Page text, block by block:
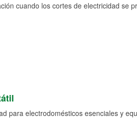
cuando los cortes de electricidad se
para electrodomésticos esenciales y